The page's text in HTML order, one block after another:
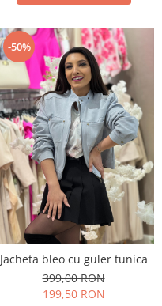
-50%
Jacheta bleo cu guler tunica
399,00 RON
199,50 RON